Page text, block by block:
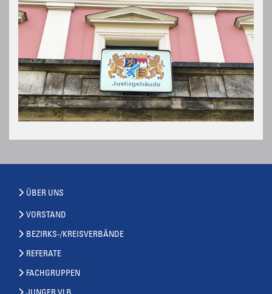
ÜBER UNS
VORSTAND
BEZIRKS-/KREISVERBÄNDE
REFERATE
FACHGRUPPEN